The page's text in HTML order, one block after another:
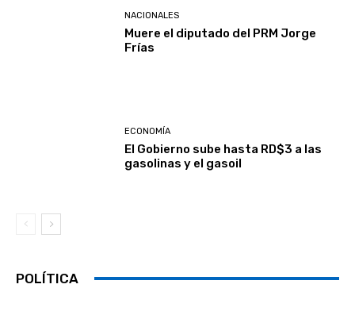
NACIONALES
Muere el diputado del PRM Jorge
Frías
ECONOMÍA
El Gobierno sube hasta RD$3 a las
gasolinas y el gasoil
POLÍTICA